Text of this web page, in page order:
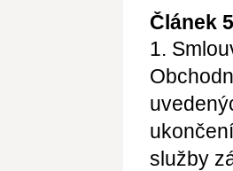
Článek
1.
služby